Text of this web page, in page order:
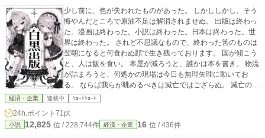
少し前に、色が失われたものがあった。 しかししかし、そう
悔やんだところで原油不足は解消されませぬ。 出版は終わっ
た。漫画は終わった。小説は終わった。日本は終わった。世
界は終わった。 されど不思議なもので、終わった筈のものは
翌朝になると何食わぬ顔で生き残っております。 国が傾こう
と、人は飯を食い。 本屋が減ろうと、誰かは本を書き。 物流
が詰まろうと、何処かの現場は今日も無理矢理に動いてお
る。 ならば我らが眺めるべきは滅亡ではござらぬ。 滅亡の翌
日に何が残ったのか。 値上がりの先で誰が笑うのか。 潰れた
市場の隣で、何が芽吹くのか。 勇ましい断交論も、景気の良
い滅亡論も、一旦脇へ置いて参りましょう。 冷たく、細か
く、嫌になるほど現実を眺めながら、それでも少しばかり面
経済・企業 連載中 ｼｮｰﾄｼｮｰﾄ
24h.ポイント 71pt
小説 12,825 位 / 228,744件 経済・企業 16 位 / 436件